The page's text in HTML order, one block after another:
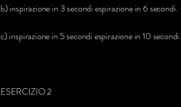
b) inspirazione in 3 secondi espirazione in 6 secondi.
c) inspirazione in 5 secondi espirazione in 10 secondi.
ESERCIZIO 2